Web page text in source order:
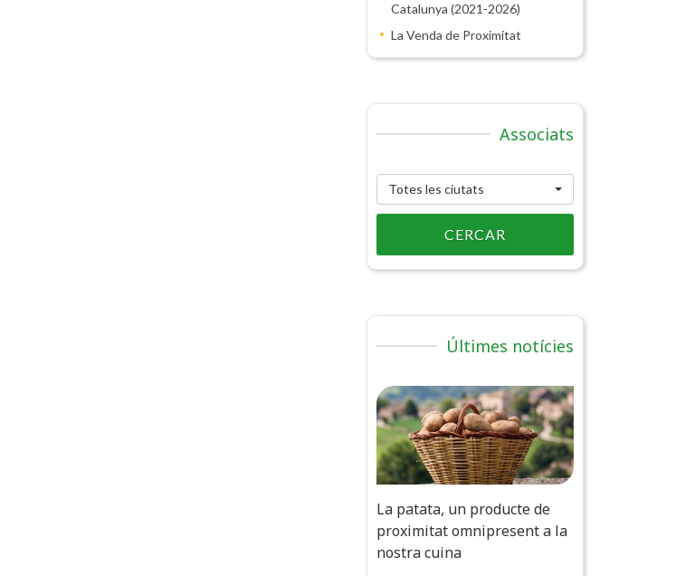
Catalunya (2021-2026)
La Venda de Proximitat
Associats
Totes les ciutats
CERCAR
Últimes notícies
La patata, un producte de
proximitat omnipresent a la
nostra cuina